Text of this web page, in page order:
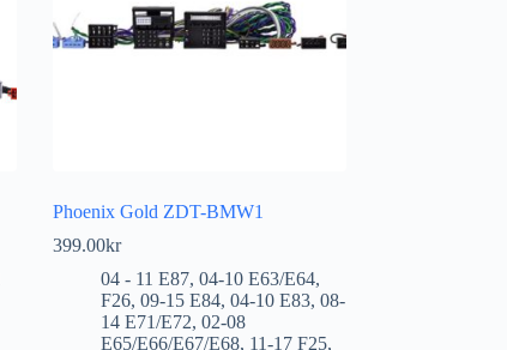
Phoenix Gold ZDT-BMW1
399.00kr
04 - 11 E87, 04-10 E63/E64,
F26, 09-15 E84, 04-10 E83, 08-
14 E71/E72, 02-08
E65/E66/E67/E68, 11-17 F25,